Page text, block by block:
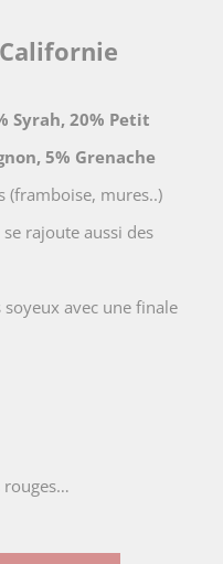
Syrah, 20% Petit
5% Grenache
(framboise, mures..)
rajoute aussi des
soyeux avec une finale
rouges…